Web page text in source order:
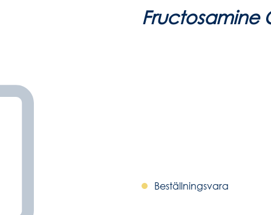
Fructosamine
Beställningsvara